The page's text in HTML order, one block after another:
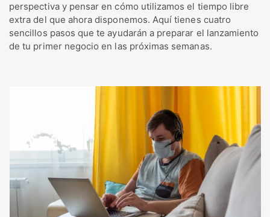
perspectiva y pensar en cómo utilizamos el tiempo libre
extra del que ahora disponemos. Aquí tienes cuatro
sencillos pasos que te ayudarán a preparar el lanzamiento
de tu primer negocio en las próximas semanas.